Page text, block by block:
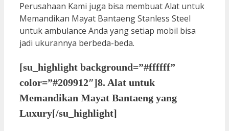
Perusahaan Kami juga bisa membuat Alat untuk
Memandikan Mayat Bantaeng Stanless Steel
untuk ambulance Anda yang setiap mobil bisa
jadi ukurannya berbeda-beda.
[su_highlight background=”#ffffff”
color=”#209912″]8. Alat untuk
Memandikan Mayat Bantaeng yang
Luxury[/su_highlight]